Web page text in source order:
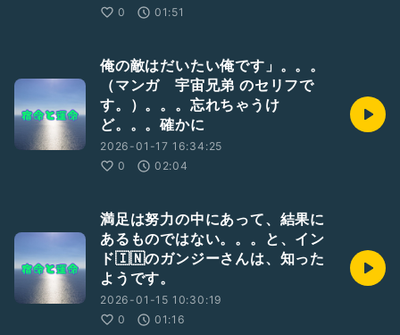
0
01:51
俺の敵はだいたい俺です」。。。
（マンガ 宇宙兄弟 のセリフで
す。）。。。忘れちゃうけ
ど。。。確かに
2026-01-17 16:34:25
0
02:04
満足は努力の中にあって、結果に
あるものではない。。。と、イン
ド🇮🇳のガンジーさんは、知った
ようです。
2026-01-15 10:30:19
0
01:16